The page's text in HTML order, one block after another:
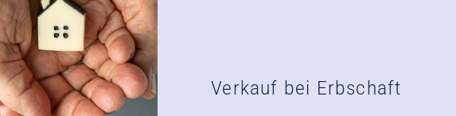
Verkauf bei Erbschaft